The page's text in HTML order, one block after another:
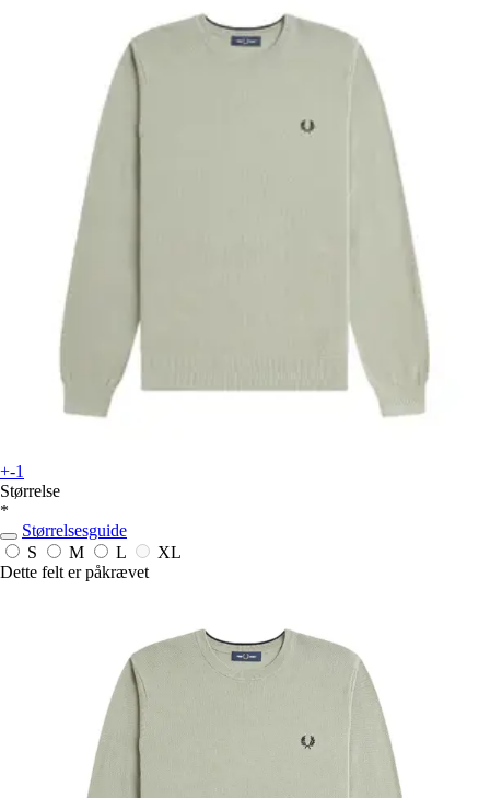
+-1
Størrelse
*
Størrelsesguide
S
M L
XL
Dette felt er påkrævet